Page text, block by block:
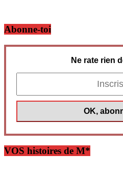
Abonne-toi
Ne rate rien
VOS histoires de M*